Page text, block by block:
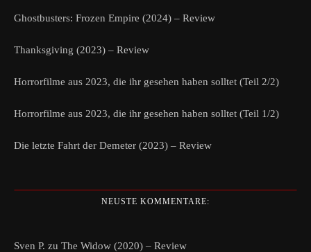
Ghostbusters: Frozen Empire (2024) – Review
Thanksgiving (2023) – Review
Horrorfilme aus 2023, die ihr gesehen haben solltet (Teil 2/2)
Horrorfilme aus 2023, die ihr gesehen haben solltet (Teil 1/2)
Die letzte Fahrt der Demeter (2023) – Review
NEUSTE KOMMENTARE:
Sven P. zu The Widow (2020) – Review